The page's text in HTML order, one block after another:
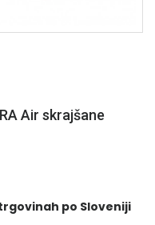
Air skrajšane
po Sloveniji